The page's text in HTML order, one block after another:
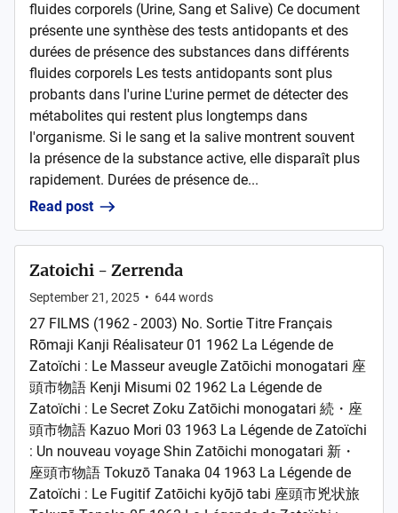
fluides corporels (Urine, Sang et Salive) Ce document
présente une synthèse des tests antidopants et des
durées de présence des substances dans différents
fluides corporels Les tests antidopants sont plus
probants dans l'urine L'urine permet de détecter des
métabolites qui restent plus longtemps dans
l'organisme. Si le sang et la salive montrent souvent
la présence de la substance active, elle disparaît plus
rapidement. Durées de présence de...
Read post
Zatoichi - Zerrenda
September 21, 2025 • 644words
27 FILMS (1962 - 2003) No. Sortie Titre Français
Rōmaji Kanji Réalisateur 01 1962 La Légende de
Zatoïchi : Le Masseur aveugle Zatōichi monogatari 座
頭市物語 Kenji Misumi 02 1962 La Légende de
Zatoïchi : Le Secret Zoku Zatōichi monogatari 続・座
頭市物語 Kazuo Mori 03 1963 La Légende de Zatoïchi
: Un nouveau voyage Shin Zatōichi monogatari 新・
座頭市物語 Tokuzō Tanaka 04 1963 La Légende de
Zatoïchi : Le Fugitif Zatōichi kyōjō tabi 座頭市兇状旅